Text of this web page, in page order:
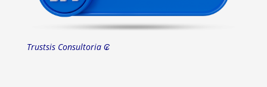
Trustsis Consultoria ₢